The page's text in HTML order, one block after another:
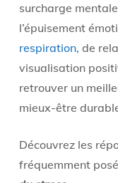
surcharge
l’épuisement
respiration, de
visualisation
retrouver un
mieux-être
Découvrez les
fréquemment